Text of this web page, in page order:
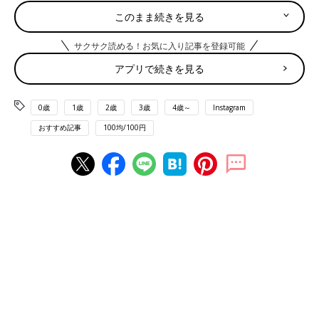
このまま続きを見る
サクサク読める！お気に入り記事を登録可能
アプリで続きを見る
0歳 1歳 2歳 3歳 4歳～ Instagram
おすすめ記事 100均/100円